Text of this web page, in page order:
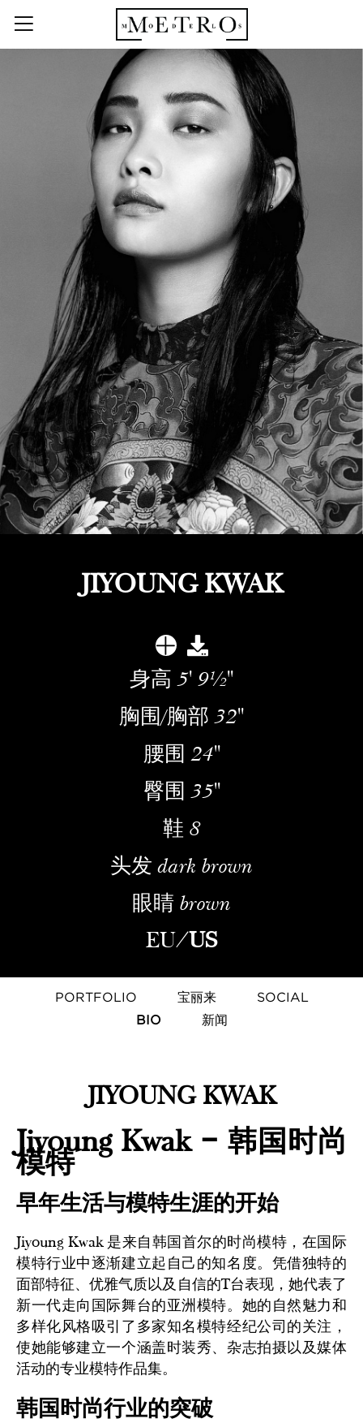
JIYOUNG KWAK
身高 5' 9½''
胸围/胸部 32''
腰围 24''
臀围 35''
鞋 8
头发 dark brown
眼睛 brown
EU/US
PORTFOLIO 宝丽来
SOCIAL
BIO
新闻
JIYOUNG KWAK
Jiyoung Kwak – 韩国时尚
模特
早年生活与模特生涯的开始
Jiyoung Kwak 是来自韩国首尔的时尚模特，在国际
模特行业中逐渐建立起自己的知名度。凭借独特的
面部特征、优雅气质以及自信的T台表现，她代表了
新一代走向国际舞台的亚洲模特。她的自然魅力和
多样化风格吸引了多家知名模特经纪公司的关注，
使她能够建立一个涵盖时装秀、杂志拍摄以及媒体
活动的专业模特作品集。
韩国时尚行业的突破